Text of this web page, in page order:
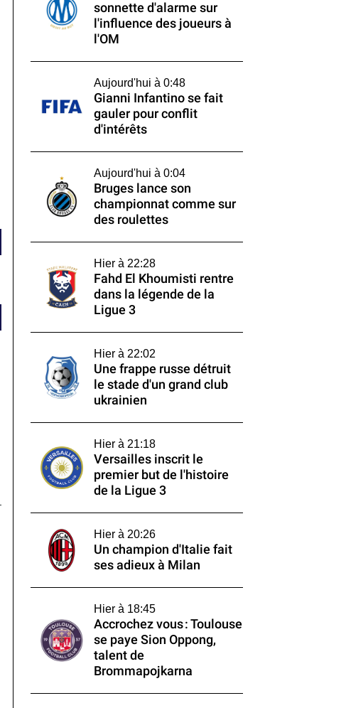
sonnette d'alarme sur
l'influence des joueurs à
l'OM
Aujourd'hui à 0:48
Gianni Infantino se fait
gauler pour conflit
d'intérêts
Aujourd'hui à 0:04
Bruges lance son
championnat comme sur
des roulettes
Hier à 22:28
Fahd El Khoumisti rentre
dans la légende de la
Ligue 3
Hier à 22:02
Une frappe russe détruit
le stade d'un grand club
ukrainien
Hier à 21:18
Versailles inscrit le
premier but de l'histoire
de la Ligue 3
Hier à 20:26
Un champion d'Italie fait
ses adieux à Milan
Hier à 18:45
Accrochez vous : Toulouse
se paye Sion Oppong,
talent de
Brommapojkarna